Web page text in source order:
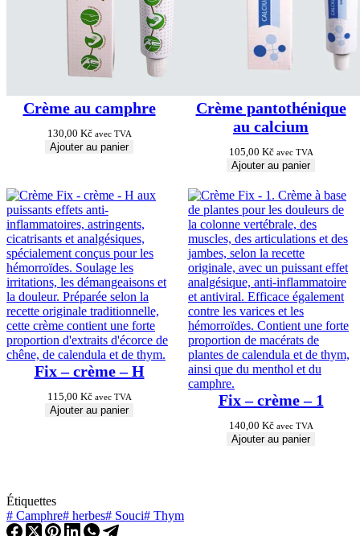
Crème au camphre
130,00 Kč avec TVA
Ajouter au panier
Crème pantothénique
au calcium
105,00 Kč avec TVA
Ajouter au panier
Fix – crème – H
115,00 Kč avec TVA
Ajouter au panier
Fix – crème – 1
140,00 Kč avec TVA
Ajouter au panier
Étiquettes
# Camphre# herbes# Souci# Thym